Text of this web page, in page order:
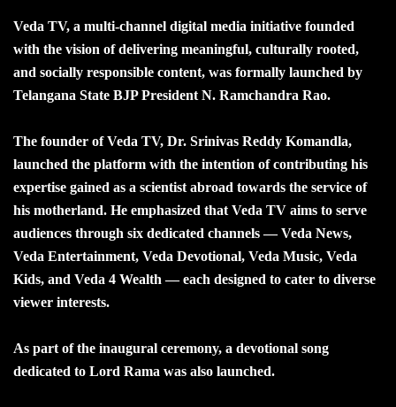
Veda TV, a multi-channel digital media initiative founded
with the vision of delivering meaningful, culturally rooted,
and socially responsible content, was formally launched by
Telangana State BJP President N. Ramchandra Rao.
The founder of Veda TV, Dr. Srinivas Reddy Komandla,
launched the platform with the intention of contributing his
expertise gained as a scientist abroad towards the service of
his motherland. He emphasized that Veda TV aims to serve
audiences through six dedicated channels — Veda News,
Veda Entertainment, Veda Devotional, Veda Music, Veda
Kids, and Veda 4 Wealth — each designed to cater to diverse
viewer interests.
As part of the inaugural ceremony, a devotional song
dedicated to Lord Rama was also launched.